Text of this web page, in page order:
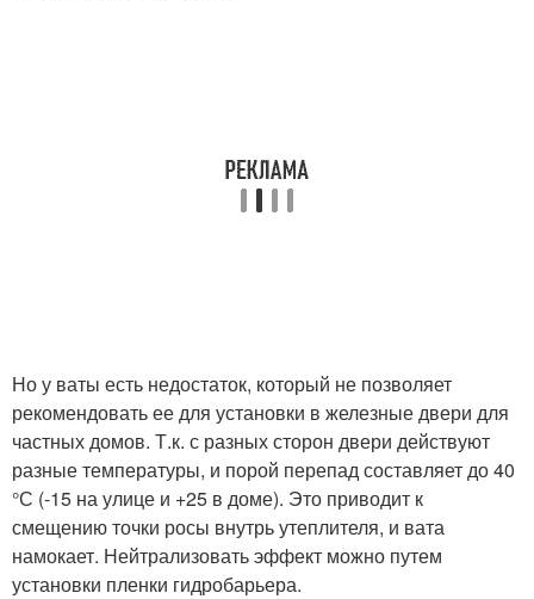
Но у ваты есть недостаток, который не позволяет
рекомендовать ее для установки в железные двери для
частных домов. Т.к. с разных сторон двери действуют
разные температуры, и порой перепад составляет до 40
°С (-15 на улице и +25 в доме). Это приводит к
смещению точки росы внутрь утеплителя, и вата
намокает. Нейтрализовать эффект можно путем
установки пленки гидробарьера.